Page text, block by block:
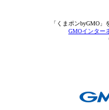
「くまポンbyGMO
GMOインター